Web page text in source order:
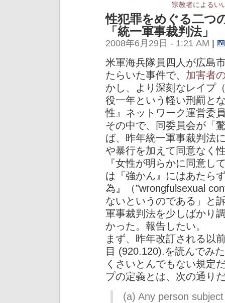
宗教者によるい
性犯罪をめぐる二つ
「統一軍事裁判法」
2008年6月29日 - 1:21 AM
米軍海兵隊員四人が広島
たらいた事件で、 加害者
かし、より深刻なレイプ
役一年という軽い刑罰と
性』ネットワーク運営委
その中で、同委員会が「
ば、昨年統一軍事裁判法
や暴行を加えて同意なく
『女性が明らかに同意し
は『強かん』にはあたら
為』（”wrongfulsexual
ないというのである」と
軍事裁判法を少しばかり
かった。報告したい。
まず、昨年改訂される以
目 (920.120).を読んでみ
くさいとんでもない規定
プの定義とは、次の通り
(a) Any person